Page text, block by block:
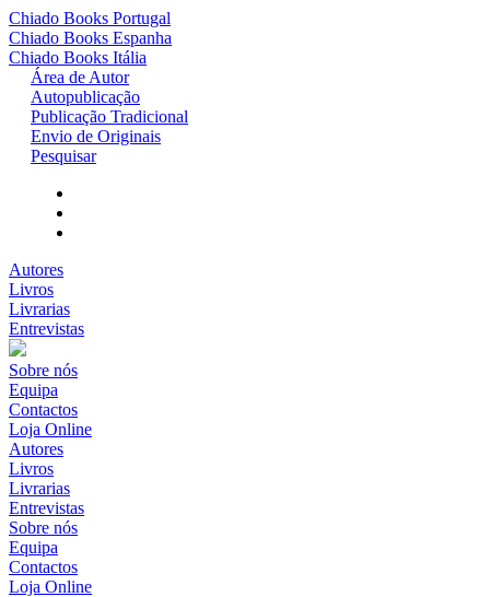
Chiado Books Portugal
Chiado Books Espanha
Chiado Books Itália
Área de Autor
Autopublicação
Publicação Tradicional
Envio de Originais
Pesquisar
Autores
Livros
Livrarias
Entrevistas
Sobre nós
Equipa
Contactos
Loja Online
Autores
Livros
Livrarias
Entrevistas
Sobre nós
Equipa
Contactos
Loja Online